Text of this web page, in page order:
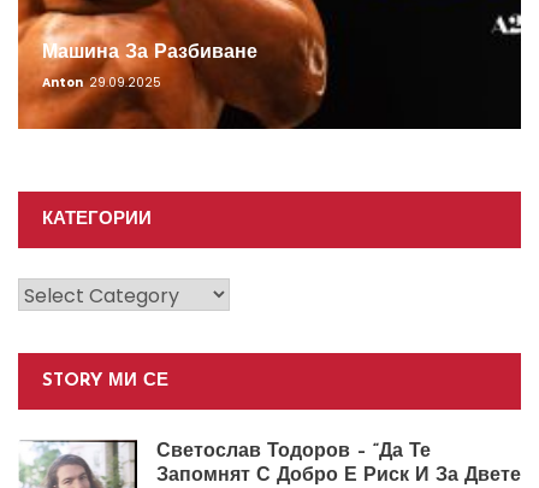
Машина За Разбиване
Anton 29.09.2025
КАТЕГОРИИ
Категории
STORY МИ СЕ
Светослав Тодоров – “Да Те
Запомнят С Добро Е Риск И За Двете